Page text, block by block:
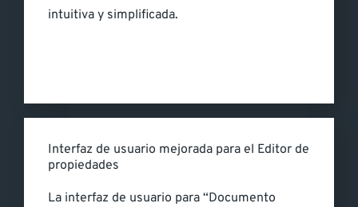
intuitiva y simplificada.
Interfaz de usuario mejorada para el Editor de
propiedades
La interfaz de usuario para “Documento